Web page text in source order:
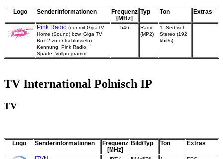
Logo Senderinformationen
Frequenz
[MHz]
Typ Ton Extras
Pink Radio (nur mit GigaTV
Home (Sound) bzw. Giga TV
Box 2 zu entschlüsseln)
Kennung: Pink Radio
Sparte: Vollprogramm
546
Radio
(MP2)
1. Serbisch
Stereo (192
kbit/s)
TV International Polnisch IP
TV
Logo Senderinformationen
Frequenz
[MHz]
Bild/Typ Ton Extras